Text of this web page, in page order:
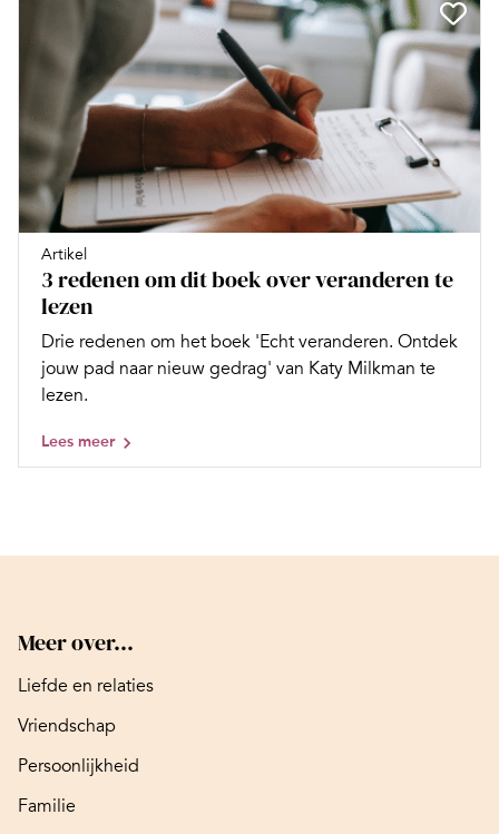
Artikel
3 redenen om dit boek over veranderen te
lezen
Drie redenen om het boek 'Echt veranderen. Ontdek
jouw pad naar nieuw gedrag' van Katy Milkman te
lezen.
Lees meer
Meer over...
Liefde en relaties
Vriendschap
Persoonlijkheid
Familie